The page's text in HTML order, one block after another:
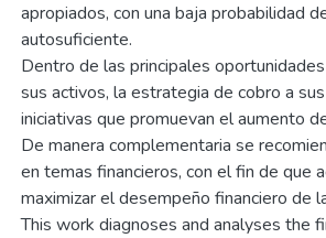
apropiados, con una baja probabilidad
autosuficiente.
Dentro de las principales
sus activos, la estrategia de cobro a
iniciativas que promuevan el aumento
De manera complementaria se
en temas financieros, con el fin de que
maximizar el desempeño financiero de
This work diagnoses and analyses the